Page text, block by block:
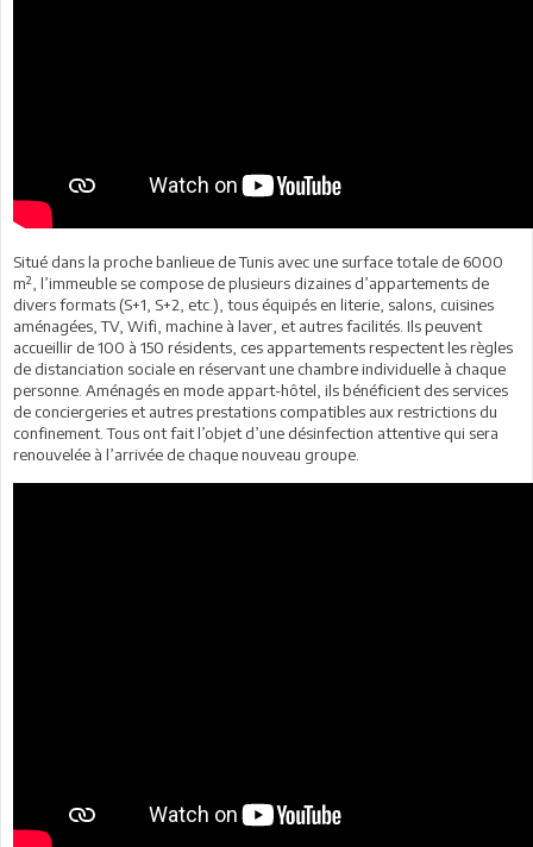
Situé dans la proche banlieue de Tunis avec une surface totale de 6000
m², l’immeuble se compose de plusieurs dizaines d’appartements de
divers formats (S+1, S+2, etc.), tous équipés en literie, salons, cuisines
aménagées, TV, Wifi, machine à laver, et autres facilités. Ils peuvent
accueillir de 100 à 150 résidents, ces appartements respectent les règles
de distanciation sociale en réservant une chambre individuelle à chaque
personne. Aménagés en mode appart-hôtel, ils bénéficient des services
de conciergeries et autres prestations compatibles aux restrictions du
confinement. Tous ont fait l’objet d’une désinfection attentive qui sera
renouvelée à l’arrivée de chaque nouveau groupe.